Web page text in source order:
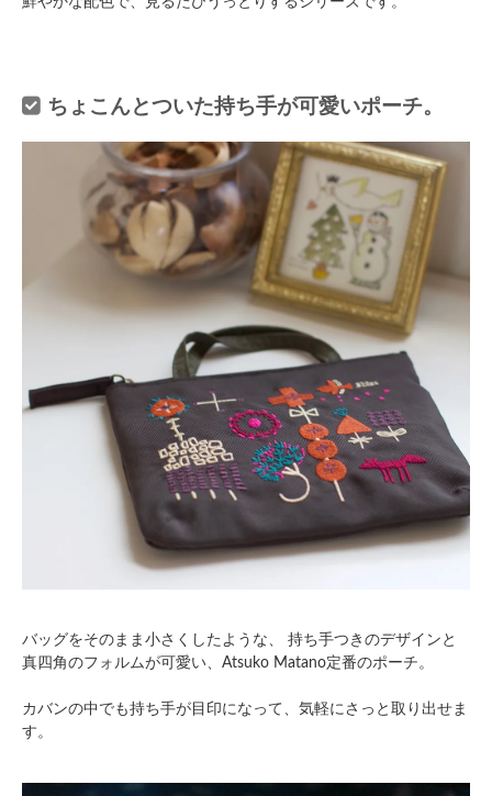
ちょこんとついた持ち手が可愛いポーチ。
バッグをそのまま小さくしたような、 持ち手つきのデザインと
真四角のフォルムが可愛い、Atsuko Matano定番のポーチ。
カバンの中でも持ち手が目印になって、気軽にさっと取り出せま
す。